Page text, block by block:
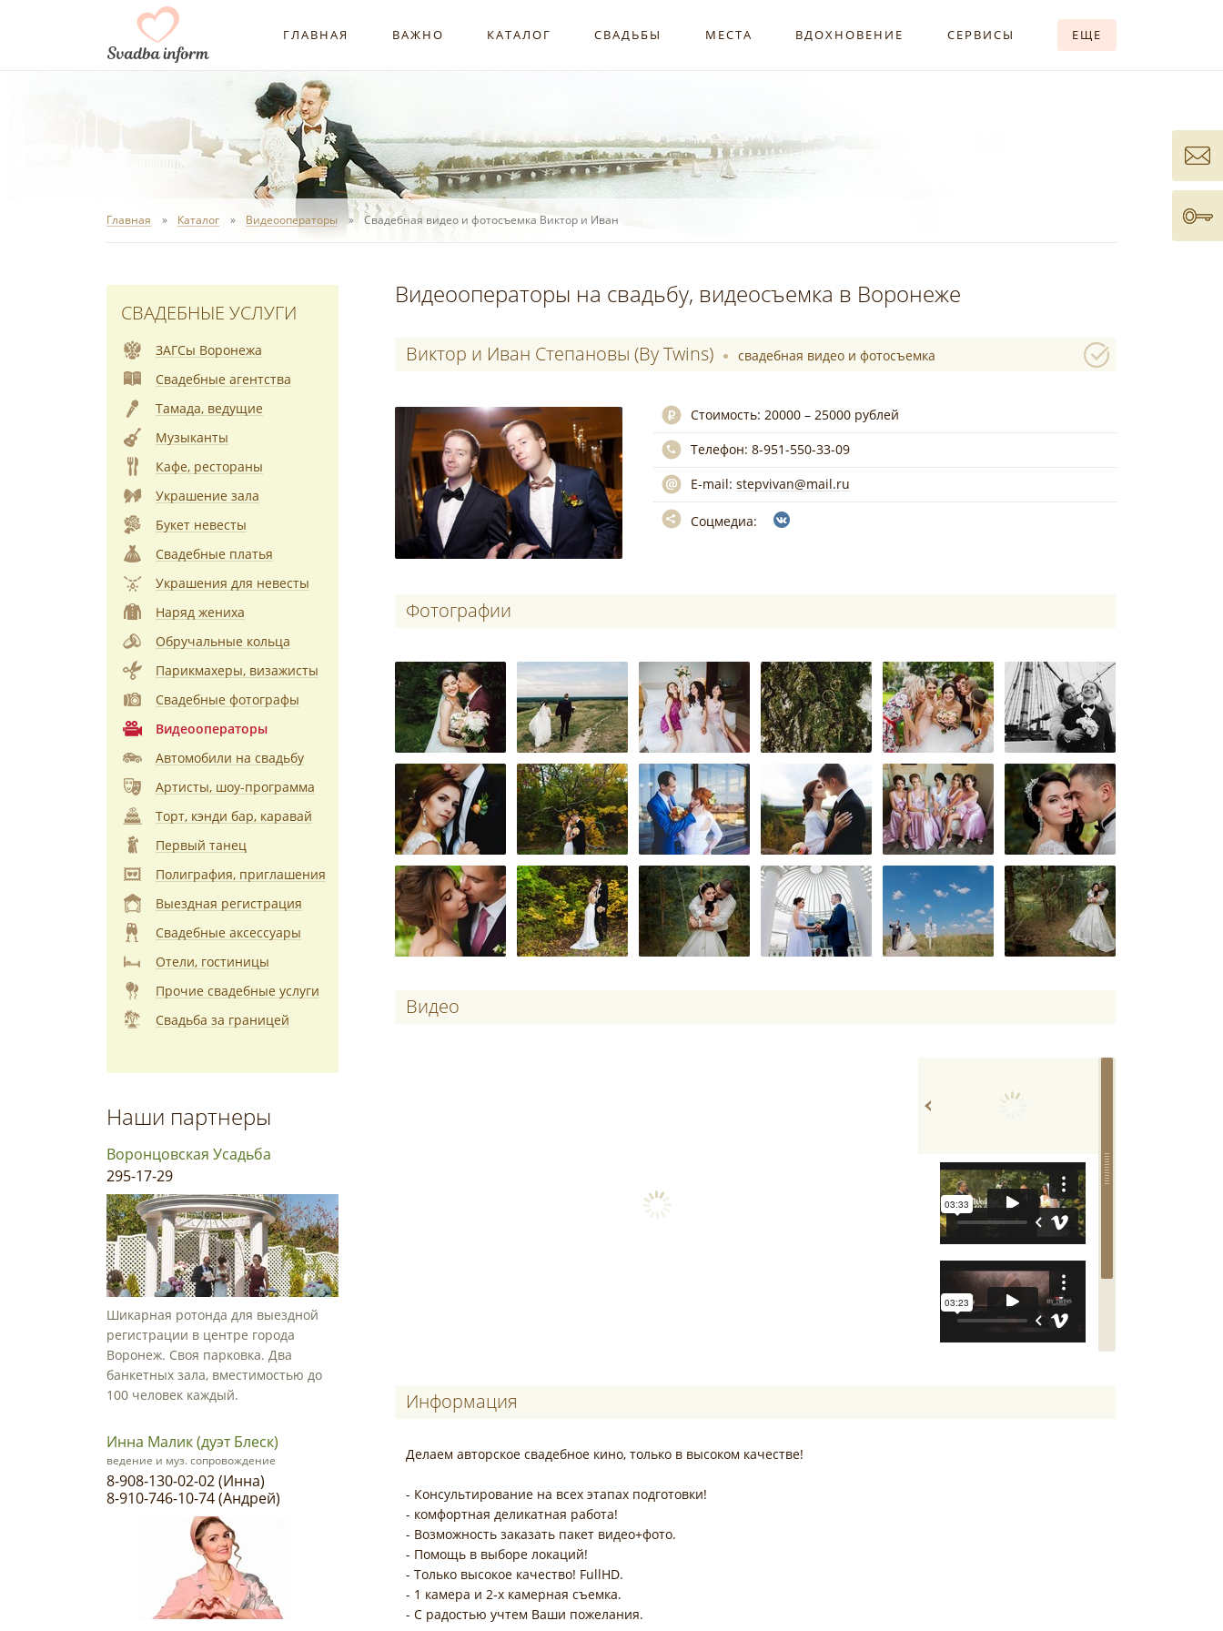
ГЛАВНАЯ ВАЖНО КАТАЛОГ СВАДЬБЫ МЕСТА ВДОХНОВЕНИЕ СЕРВИСЫ ЕЩЕ
Главная Каталог Видеооператоры Свадебная видео и фотосъемка Виктор и Иван
Видеооператоры на свадьбу, видеосъемка в Воронеже
Виктор и Иван Степановы (By Twins) свадебная видео и фотосъемка
Стоимость: 20000 – 25000 рублей
Телефон: 8-951-550-33-09
E-mail: stepvivan@mail.ru
Соцмедиа:
Информация
Делаем авторское свадебное кино, только в высоком качестве!
- Консультирование на всех этапах подготовки!
- комфортная деликатная работа!
- Возможность заказать пакет видео+фото.
- Помощь в выборе локаций!
- Только высокое качество! FullHD.
- 1 камера и 2-х камерная съемка.
- С радостью учтем Ваши пожелания.
Фотографии
Видео
СВАДЕБНЫЕ УСЛУГИ
ЗАГСы Воронежа
Свадебные агентства
Тамада, ведущие
Музыканты
Кафе, рестораны
Украшение зала
Букет невесты
Свадебные платья
Украшения для невесты
Наряд жениха
Обручальные кольца
Парикмахеры, визажисты
Свадебные фотографы
Видеооператоры
Автомобили на свадьбу
Артисты, шоу-программа
Торт, кэнди бар, каравай
Первый танец
Полиграфия, приглашения
Выездная регистрация
Свадебные аксессуары
Отели, гостиницы
Прочие свадебные услуги
Свадьба за границей
Наши партнеры
Воронцовская Усадьба
295-17-29
Шикарная ротонда для выездной
регистрации в центре города
Воронеж. Своя парковка. Два
банкетных зала, вместимостью до
100 человек каждый.
Инна Малик (дуэт Блеск)
ведение и муз. сопровождение
8-908-130-02-02 (Инна)
8-910-746-10-74 (Андрей)